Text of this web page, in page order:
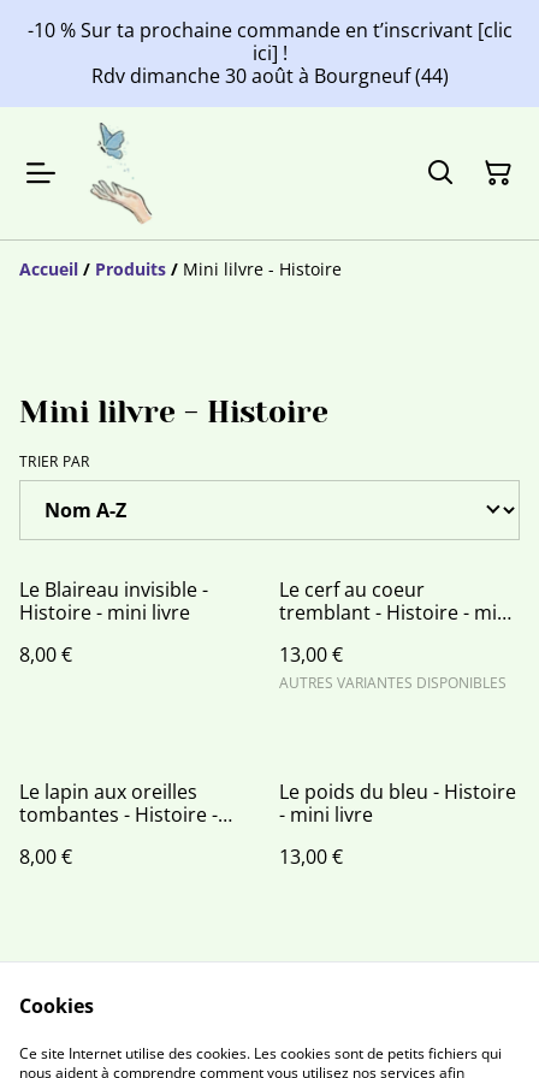
-10 % Sur ta prochaine commande en t’inscrivant [clic
ici] !
Rdv dimanche 30 août à Bourgneuf (44)
Accueil / Produits / Mini lilvre - Histoire
Mini lilvre - Histoire
TRIER PAR
Le Blaireau invisible -
Histoire - mini livre
8,00 €
Le cerf au coeur
tremblant - Histoire - mini
13,00 €
AUTRES VARIANTES DISPONIBLES
Le lapin aux oreilles
tombantes - Histoire -
8,00 €
Le poids du bleu - Histoire
- mini livre
13,00 €
Contactez moi
Conditions
Cookies
Ce site Internet utilise des cookies. Les cookies sont de petits fichiers qui
nous aident à comprendre comment vous utilisez nos services afin